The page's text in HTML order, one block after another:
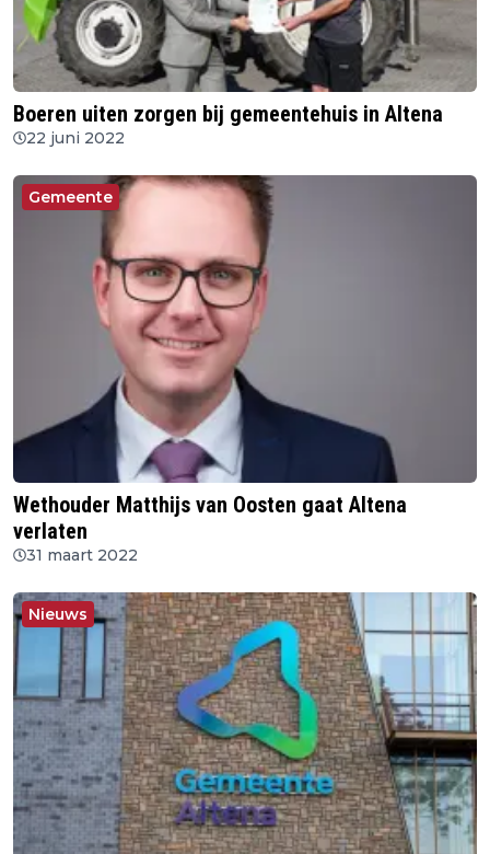
Boeren uiten zorgen bij gemeentehuis in Altena
22 juni 2022
Gemeente
Wethouder Matthijs van Oosten gaat Altena
verlaten
31 maart 2022
Nieuws